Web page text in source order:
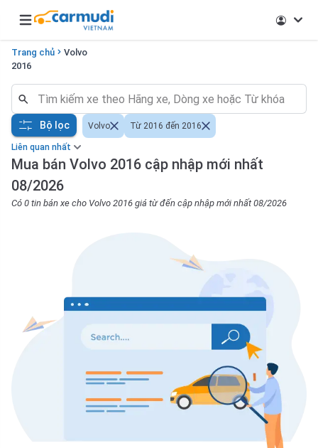
Open main menu
Trang chủ
Volvo
2016
Liên quan nhất
Mua bán Volvo 2016 cập nhập mới nhất
08/2026
Có 0 tin bán xe cho Volvo 2016 giá từ đến cập nhập mới nhất 08/2026
Bộ lọc Volvo Từ 2016 đến 2016